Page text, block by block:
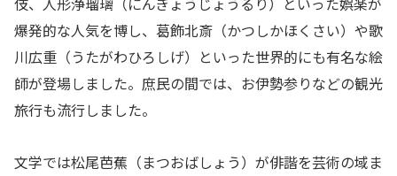
爆発的な人気を博し、葛飾北斎（かつしかほくさい）や歌
川広重（うたがわひろしげ）といった世界的にも有名な絵
師が登場しました。庶民の間では、お伊勢参りなどの観光
旅行も流行しました。
文学では松尾芭蕉（まつおばしょう）が俳諧を芸術の域ま